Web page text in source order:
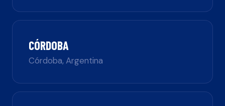
CÓRDOBA
Córdoba,Argentina